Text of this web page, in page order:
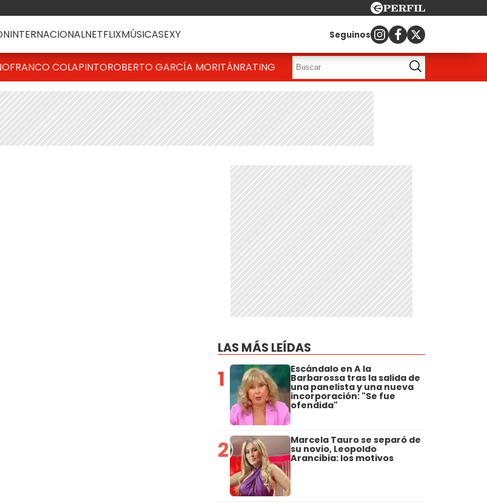
INTERNACIONALNETFLIXMÚSICASEXY Seguinos
FRANCO COLAPINTOROBERTO GARCÍA MORITÁNRATING
LAS MÁS LEÍDAS
1 Escándalo en A la
Barbarossa tras la salida de
una panelista y una nueva
incorporación: "Se fue
ofendida"
2 Marcela Tauro se separó de
su novio, Leopoldo
Arancibia: los motivos